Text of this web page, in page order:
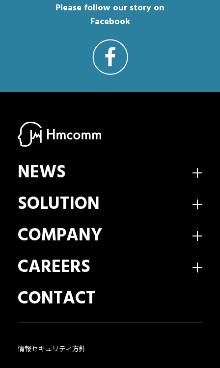
Please follow our story on
Facebook
NEWS
SOLUTION
COMPANY
CAREERS
CONTACT
情報セキュリティ方針